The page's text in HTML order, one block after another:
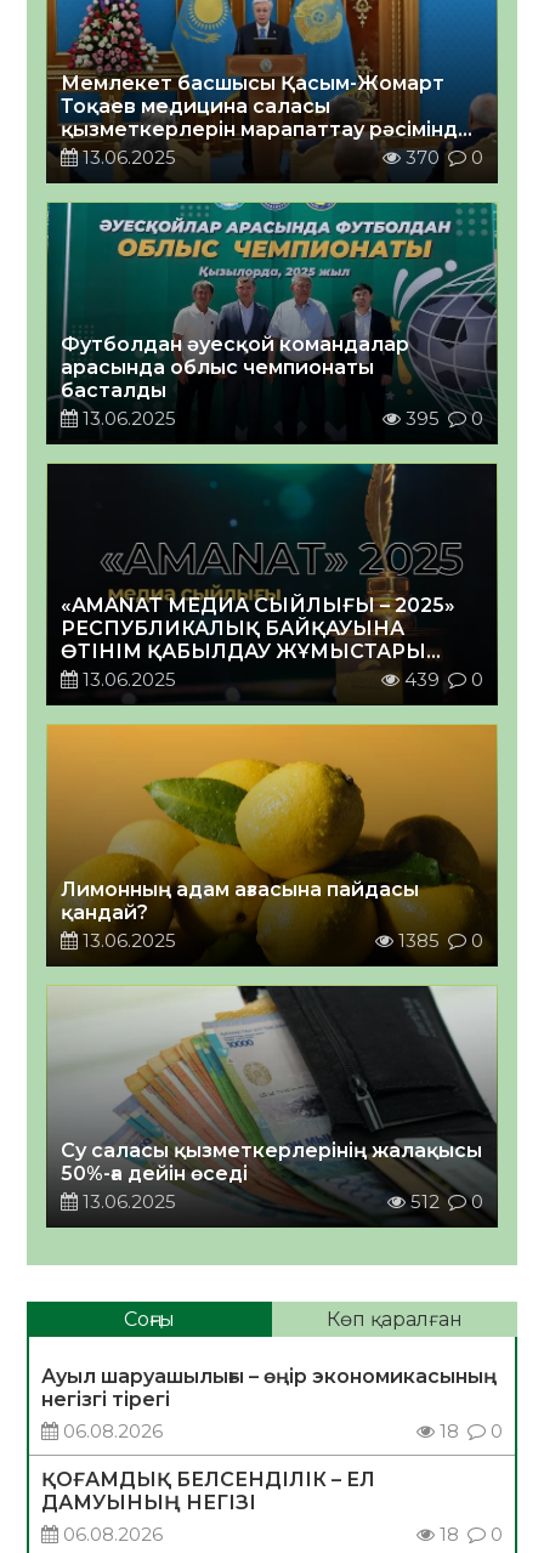
Мемлекет басшысы Қасым-Жомарт
Тоқаев медицина саласы
қызметкерлерін марапаттау рәсімінде
сөз сөйледі
13.06.2025 370 0
Футболдан әуесқой командалар
арасында облыс чемпионаты
басталды
13.06.2025
395 0
«AMANAT МЕДИА СЫЙЛЫҒЫ – 2025»
РЕСПУБЛИКАЛЫҚ БАЙҚАУЫНА
ӨТІНІМ ҚАБЫЛДАУ ЖҰМЫСТАРЫ
АЯҚТАЛУҒА ЖАҚЫН
13.06.2025 439 0
Лимонның адам ағзасына пайдасы
қандай?
13.06.2025
1385 0
Су саласы қызметкерлерінің жалақысы
50%-ға дейін өседі
13.06.2025
512 0
Соңғы Көп қаралған
Ауыл шаруашылығы – өңір экономикасының
негізгі тірегі
06.08.2026
18 0
ҚОҒАМДЫҚ БЕЛСЕНДІЛІК – ЕЛ
ДАМУЫНЫҢ НЕГІЗІ
06.08.2026
18 0